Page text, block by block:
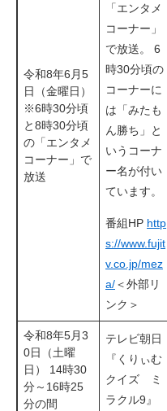
令和8年6月5
日（金曜日）
※6時30分頃
と8時30分頃
の「エンタメ
コーナー」で
放送
​「エンタメ
コーナー」
で放送。 6
時30分頃の
コーナーに
は「みたも
ん勝ち」と
いうコーナ
ー名が付い
ています。
番組HP http
s://www.fujit
v.co.jp/mez
a/＜外部リ
ンク＞
令和8年5月3
0日（土曜
日） 14時30
分～16時25
分の間
テレビ朝日
『くりぃむ
クイズ ミ
ラクル9』